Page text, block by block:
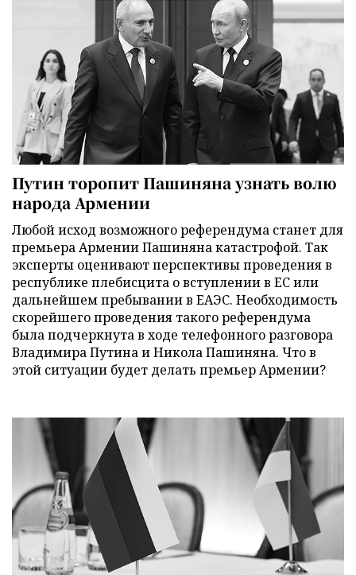
Путин торопит Пашиняна узнать волю
народа Армении
Любой исход возможного референдума станет для
премьера Армении Пашиняна катастрофой. Так
эксперты оценивают перспективы проведения в
республике плебисцита о вступлении в ЕС или
дальнейшем пребывании в ЕАЭС. Необходимость
скорейшего проведения такого референдума
была подчеркнута в ходе телефонного разговора
Владимира Путина и Никола Пашиняна. Что в
этой ситуации будет делать премьер Армении?